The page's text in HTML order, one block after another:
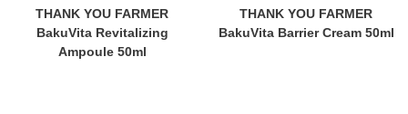
THANK YOU FARMER
BakuVita Revitalizing
Ampoule 50ml
THANK YOU FARMER
BakuVita Barrier Cream 50ml